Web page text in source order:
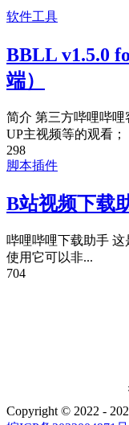
软件工具
BBLL v1.5.0
端）
简介 第三方哔哩哔
UP主视频等的观看；
298
脚本插件
B站视频下载
哔哩哔哩下载助手 这
使用它可以非...
704
Copyright © 2022 -